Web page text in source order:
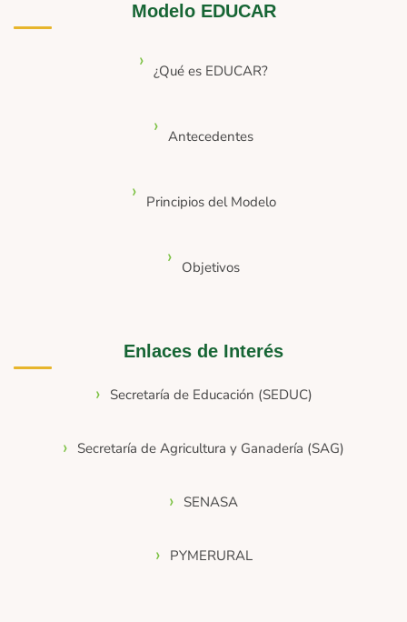
Modelo EDUCAR
¿Qué es EDUCAR?
Antecedentes
Principios del Modelo
Objetivos
Enlaces de Interés
Secretaría de Educación (SEDUC)
Secretaría de Agricultura y Ganadería (SAG)
SENASA
PYMERURAL